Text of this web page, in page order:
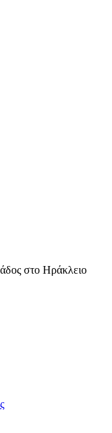
στο Ηράκλειο